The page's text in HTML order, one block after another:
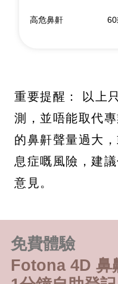
高危鼻鼾 60
重要提醒： 以上
測，並唔能取代
的鼻鼾聲量過大
息症嘅風險，建
意見。
免費體驗
Fotona 4D 鼻